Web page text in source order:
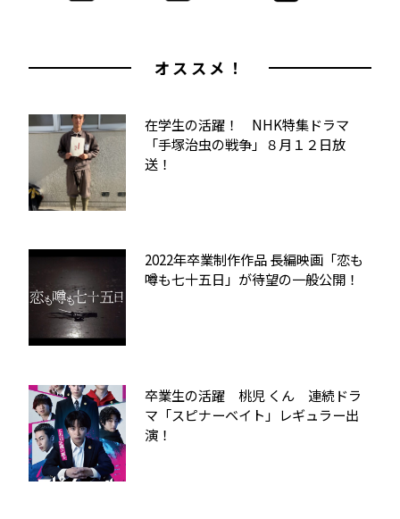
オススメ！
在学生の活躍！ NHK特集ドラマ
「手塚治虫の戦争」８月１２日放
送！
2022年卒業制作作品 長編映画「恋も
噂も七十五日」が待望の一般公開！
卒業生の活躍 桃児 くん 連続ドラ
マ「スピナーベイト」レギュラー出
演！